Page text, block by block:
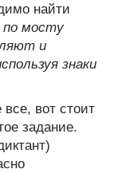
найти
мосту
и
знаки
вот стоит
задание.